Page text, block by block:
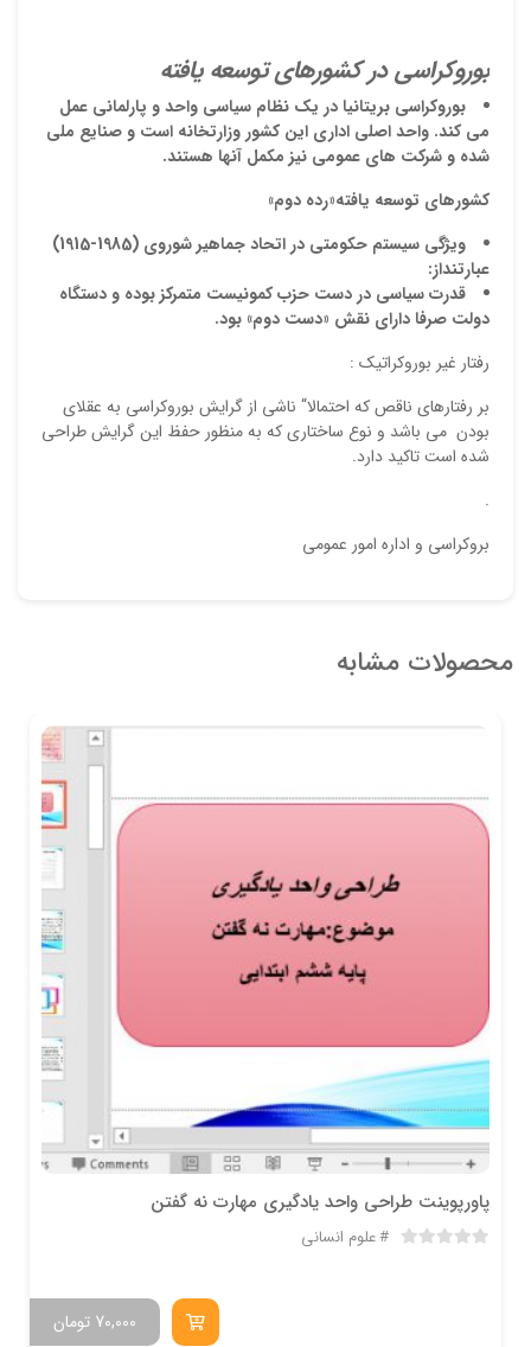
بوروکراسي در کشورهاي توسعه يافته
بوروکراسي بريتانيا در يک نظام سياسي واحد و پارلماني عمل
مي کند. واحد اصلي اداري اين کشور وزارتخانه است و صنايع ملي
شده و شرکت هاي عمومي نيز مکمل آنها هستند.
کشورهاي توسعه يافته«رده دوم»
ويژگي سيستم حکومتي در اتحاد جماهير شوروي (1985-1915)
عبارتنداز:
قدرت سياسي در دست حزب کمونيست متمرکز بوده و دستگاه
دولت صرفا داراي نقش «دست دوم» بود.
رفتار غير بوروكراتيك :
بر رفتارهاي ناقص كه احتمالا“ ناشي از گرايش بوروكراسي به عقلاي
بودن مي باشد و نوع ساختاري كه به منظور حفظ اين گرايش طراحي
شده است تاكيد دارد.
.
بروکراسی و اداره امور عمومي
محصولات مشابه
پاورپوینت طراحی واحد یادگیری مهارت نه گفتن
علوم انسانی
تومان 70,000